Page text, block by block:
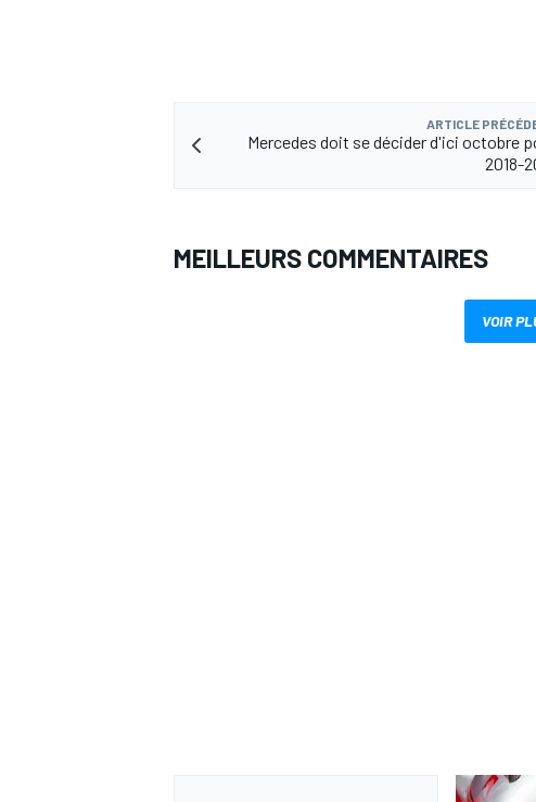
ARTICLE
Mercedes doit se décider d'ici octobre
2018-
MEILLEURS COMMENTAIRES
VOIR